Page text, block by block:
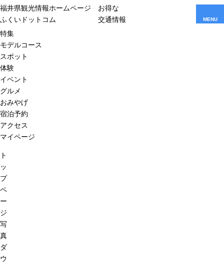
福井県観光情報ホームページ
ふくいドットコム
お得な
交通情報
MENU
特集
モデルコース
スポット
体験
イベント
グルメ
おみやげ
宿泊予約
アクセス
マイページ
ト
ッ
プ
ペ
ー
ジ
写
真
ダ
ウ